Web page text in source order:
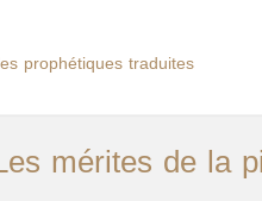
mérites de la